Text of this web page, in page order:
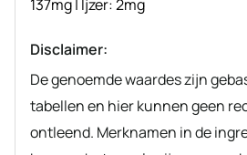
137mg| Ijzer:2mg
Disclaimer:
De genoemde waardes zijn gebaseerd op standaard
tabellen en hier kunnen geen
ontleend. Merknamen in de